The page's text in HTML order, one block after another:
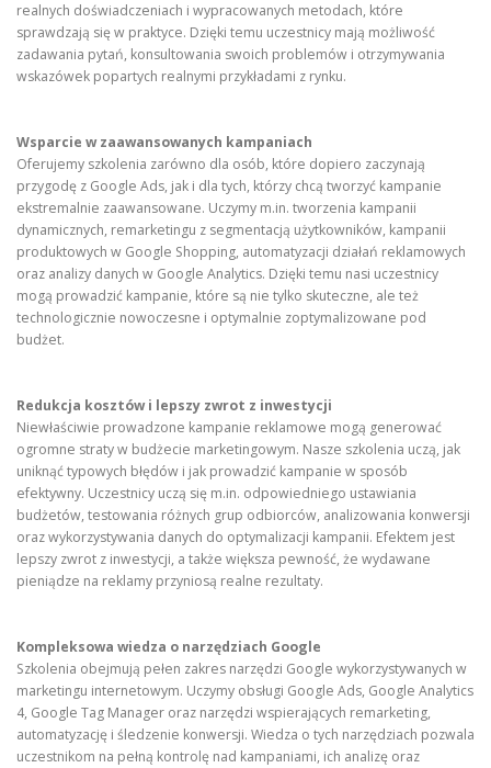
realnych doświadczeniach i wypracowanych metodach, które
sprawdzają się w praktyce. Dzięki temu uczestnicy mają możliwość
zadawania pytań, konsultowania swoich problemów i otrzymywania
wskazówek popartych realnymi przykładami z rynku.
Wsparcie w zaawansowanych kampaniach
Oferujemy szkolenia zarówno dla osób, które dopiero zaczynają
przygodę z Google Ads, jak i dla tych, którzy chcą tworzyć kampanie
ekstremalnie zaawansowane. Uczymy m.in. tworzenia kampanii
dynamicznych, remarketingu z segmentacją użytkowników, kampanii
produktowych w Google Shopping, automatyzacji działań reklamowych
oraz analizy danych w Google Analytics. Dzięki temu nasi uczestnicy
mogą prowadzić kampanie, które są nie tylko skuteczne, ale też
technologicznie nowoczesne i optymalnie zoptymalizowane pod
budżet.
Redukcja kosztów i lepszy zwrot z inwestycji
Niewłaściwie prowadzone kampanie reklamowe mogą generować
ogromne straty w budżecie marketingowym. Nasze szkolenia uczą, jak
uniknąć typowych błędów i jak prowadzić kampanie w sposób
efektywny. Uczestnicy uczą się m.in. odpowiedniego ustawiania
budżetów, testowania różnych grup odbiorców, analizowania konwersji
oraz wykorzystywania danych do optymalizacji kampanii. Efektem jest
lepszy zwrot z inwestycji, a także większa pewność, że wydawane
pieniądze na reklamy przyniosą realne rezultaty.
Kompleksowa wiedza o narzędziach Google
Szkolenia obejmują pełen zakres narzędzi Google wykorzystywanych w
marketingu internetowym. Uczymy obsługi Google Ads, Google Analytics
4, Google Tag Manager oraz narzędzi wspierających remarketing,
automatyzację i śledzenie konwersji. Wiedza o tych narzędziach pozwala
uczestnikom na pełną kontrolę nad kampaniami, ich analizę oraz